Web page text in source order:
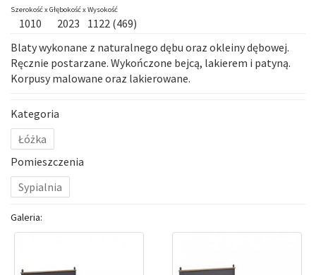
Szerokość xGłębokość xWysokość
1010 2023
1122 (469)
Blaty wykonane z naturalnego dębu oraz okleiny dębowej.
Ręcznie postarzane. Wykończone bejcą, lakierem i patyną.
Korpusy malowane oraz lakierowane.
Kategoria
Łóżka
Pomieszczenia
Sypialnia
Galeria: